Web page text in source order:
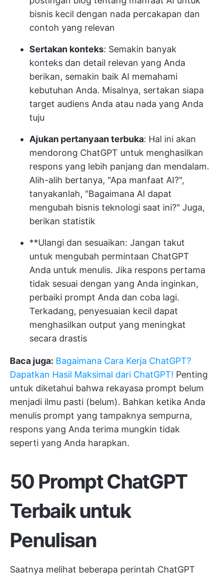
bisnis kecil dengan nada percakapan dan
contoh yang relevan
Sertakan konteks: Semakin banyak
konteks dan detail relevan yang Anda
berikan, semakin baik AI memahami
kebutuhan Anda. Misalnya, sertakan siapa
target audiens Anda atau nada yang Anda
tuju
Ajukan pertanyaan terbuka: Hal ini akan
mendorong ChatGPT untuk menghasilkan
respons yang lebih panjang dan mendalam.
Alih-alih bertanya, "Apa manfaat AI?",
tanyakanlah, "Bagaimana AI dapat
mengubah bisnis teknologi saat ini?" Juga,
berikan statistik
**Ulangi dan sesuaikan: Jangan takut
untuk mengubah permintaan ChatGPT
Anda untuk menulis. Jika respons pertama
tidak sesuai dengan yang Anda inginkan,
perbaiki prompt Anda dan coba lagi.
Terkadang, penyesuaian kecil dapat
menghasilkan output yang meningkat
secara drastis
Baca juga: Bagaimana Cara Kerja ChatGPT?
Dapatkan Hasil Maksimal dari ChatGPT! Penting
untuk diketahui bahwa rekayasa prompt belum
menjadi ilmu pasti (belum). Bahkan ketika Anda
menulis prompt yang tampaknya sempurna,
respons yang Anda terima mungkin tidak
seperti yang Anda harapkan.
50 Prompt ChatGPT
Terbaik untuk
Penulisan
Saatnya melihat beberapa perintah ChatGPT